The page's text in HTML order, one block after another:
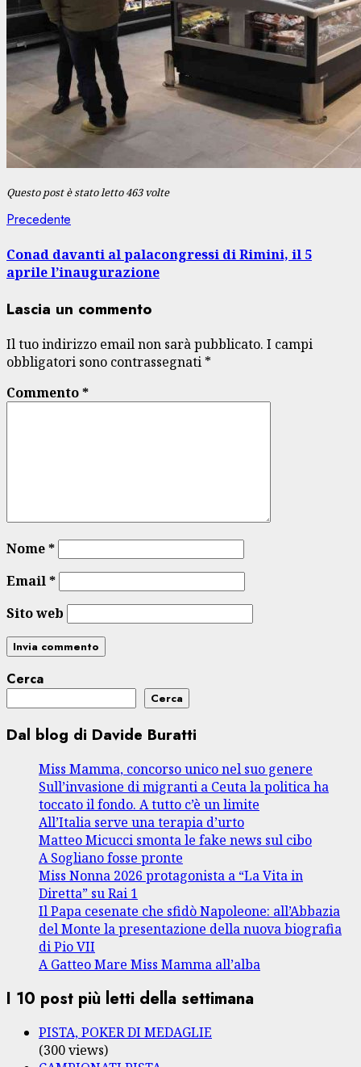
Questo post è stato letto 463 volte
Navigazione
articolo
Precedente
Conad davanti al palacongressi di Rimini, il 5
aprile l’inaugurazione
Lascia un commento
Il tuo indirizzo email non sarà pubblicato. I campi
obbligatori sono contrassegnati *
Commento*
Nome*
Email*
Sito web
Cerca
Cerca
Dal blog di Davide Buratti
Miss Mamma, concorso unico nel suo genere
Sull’invasione di migranti a Ceuta la politica ha
toccato il fondo. A tutto c’è un limite
All’Italia serve una terapia d’urto
Matteo Micucci smonta le fake news sul cibo
A Sogliano fosse pronte
Miss Nonna 2026 protagonista a “La Vita in
Diretta” su Rai 1
Il Papa cesenate che sfidò Napoleone: all’Abbazia
del Monte la presentazione della nuova biografia
di Pio VII
A Gatteo Mare Miss Mamma all’alba
I 10 post più letti della settimana
PISTA, POKER DI MEDAGLIE
(300 views)